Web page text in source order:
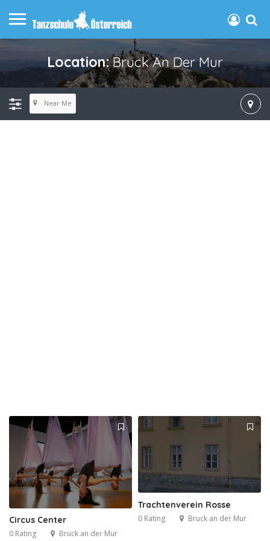
Location:Bruck An Der Mur
Near Me
Circus Center
0 Rating Bruck an der Mur
Trachtenverein Rosse
0 Rating Bruck an der Mur